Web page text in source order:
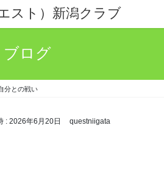
スト）新潟クラブ
ブログ
分との戦い
: 2026年6月20日 questniigata